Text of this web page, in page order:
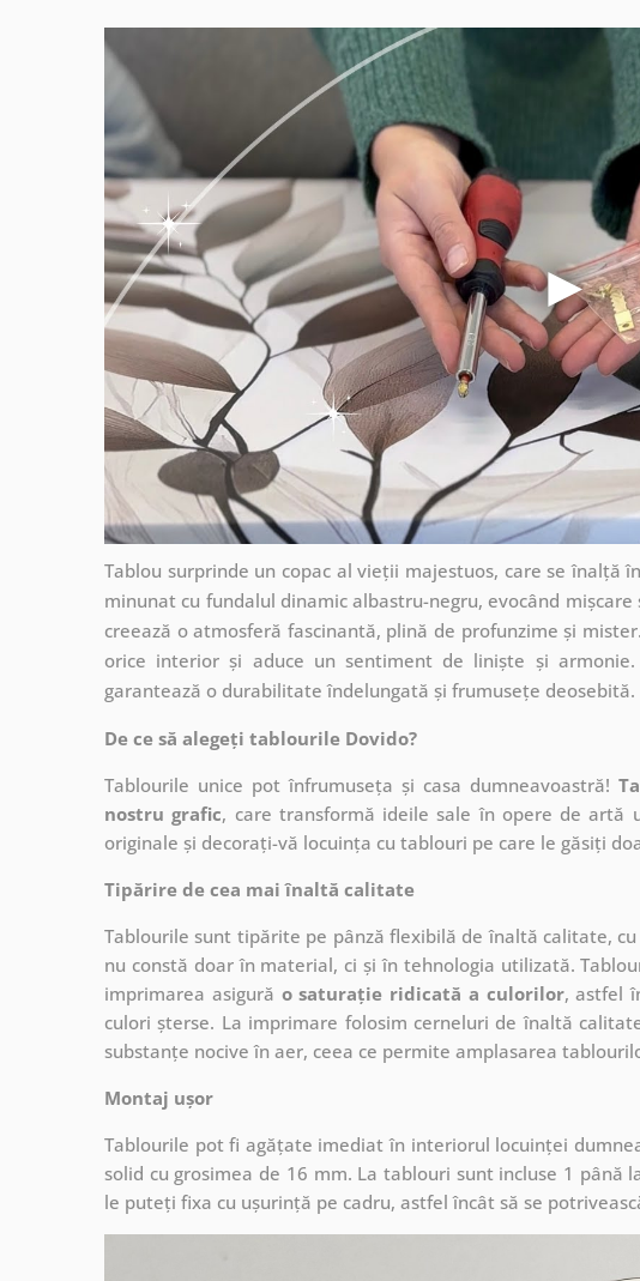
Tablou surprinde un copac al vieții majestuos, care se înalță
minunat cu fundalul dinamic albastru-negru, evocând
creează o atmosferă fascinantă, plină de profunzime și
orice interior și aduce un sentiment de liniște și
garantează o durabilitate îndelungată și frumusețe deosebită.
De ce să alegeți tablourile Dovido?
Tablourile unice pot înfrumuseța și casa dumneavoastră!
nostru grafic, care transformă ideile sale în opere de artă
originale și decorați-vă locuința cu tablouri pe care le găsiți
Tipărire de cea mai înaltă calitate
Tablourile sunt tipărite pe pânză flexibilă de înaltă calitate,
nu constă doar în material, ci și în tehnologia utilizată.
imprimarea asigură o saturație ridicată a culorilor, astfel
culori șterse. La imprimare folosim cerneluri de înaltă
substanțe nocive în aer, ceea ce permite amplasarea
Montaj ușor
Tablourile pot fi agățate imediat în interiorul locuinței
solid cu grosimea de 16 mm. La tablouri sunt incluse 1 până
le puteți fixa cu ușurință pe cadru, astfel încât să se